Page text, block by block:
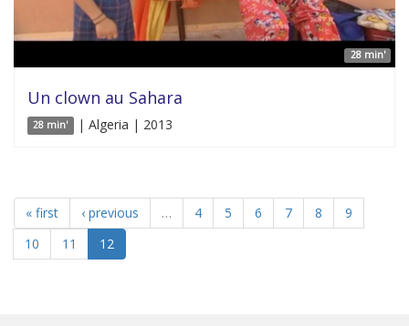
28 min'
Un clown au Sahara
28 min' | Algeria | 2013
« first ‹ previous … 4 5 6 7 8
9
10
11 12